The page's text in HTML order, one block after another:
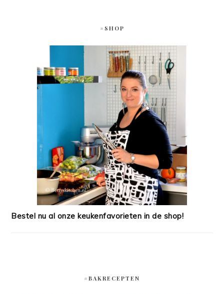
#SHOP
Bestel nu al onze keukenfavorieten in de shop!
#BAKRECEPTEN